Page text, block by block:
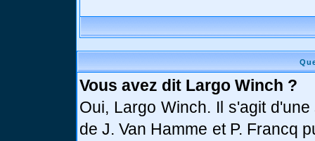
Vous avez dit Largo Winch ?
Oui, Largo Winch. Il s'agit
de J. Van Hamme et P. Francq